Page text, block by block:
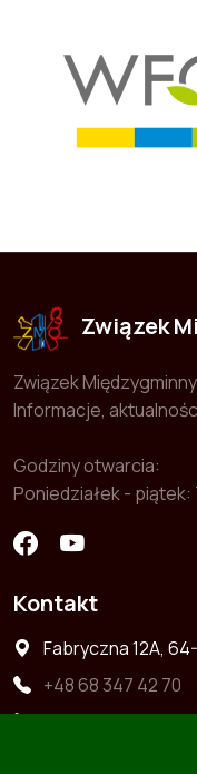
Związek
Związek
Informacje,
Godziny otwarcia:
Poniedziałek - piątek:
Kontakt
Fabryczna 12A,
+48 68 347 42 70
+48 722 363 664